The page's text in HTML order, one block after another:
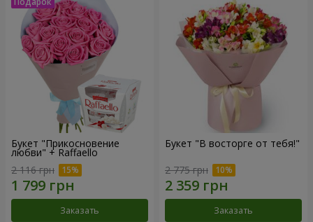
Букет "Прикосновение
любви" + Raffaello
2 116 грн
Заказать
Букет "В восторге от тебя!"
2 775 грн
Заказать